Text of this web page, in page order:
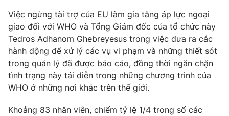
THỜI BÁO VTV
Việc ngừng tài trợ của EU làm gia tăng áp lực ngoại
giao đối với WHO và Tổng Giám đốc của tổ chức này
Tedros Adhanom Ghebreyesus trong việc đưa ra các
hành động để xử lý các vụ vi phạm và những thiết sót
trong quản lý đã được báo cáo, đồng thời ngăn chặn
tình trạng này tái diễn trong những chương trình của
WHO ở những nơi khác trên thế giới.
Khoảng 83 nhân viên, chiếm tỷ lệ 1/4 trong số các